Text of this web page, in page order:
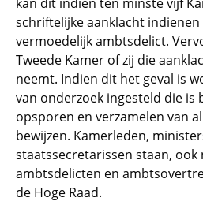
schriftelijke aanklacht indienen
vermoedelijk ambtsdelict.
Tweede Kamer of zij die
neemt. Indien dit het geval is
van onderzoek ingesteld die is
opsporen en verzamelen van
bewijzen. Kamerleden,
staatssecretarissen staan,
ambtsdelicten en
de Hoge Raad.